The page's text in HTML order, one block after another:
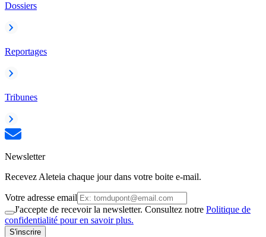
Dossiers
Reportages
Tribunes
Newsletter
Recevez Aleteia chaque jour dans votre boite e-mail.
Votre adresse email
J'accepte de recevoir la newsletter. Consultez notre Politique de
confidentialité pour en savoir plus.
S'inscrire